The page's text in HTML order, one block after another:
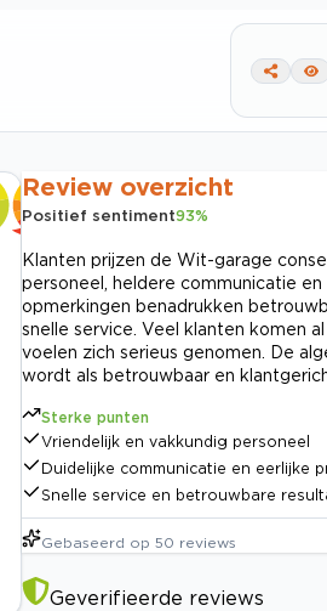
Review overzicht
Positief sentiment93%
Klanten prijzen de Wit-garage
personeel, heldere communicatie en
opmerkingen benadrukken
snelle service. Veel klanten komen
voelen zich serieus genomen. De
wordt als betrouwbaar en
Sterke punten
Vriendelijk en vakkundig personeel
Duidelijke communicatie en eerlijke
Snelle service en betrouwbare
Gebaseerd op 50 reviews
Geverifieerde reviews